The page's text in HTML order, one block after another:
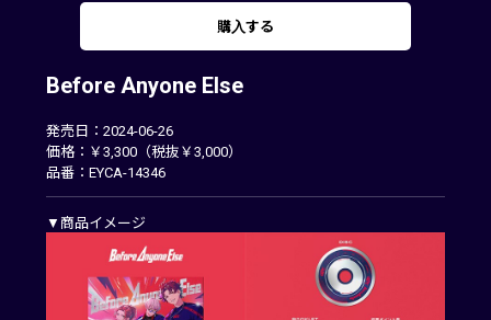
購入する
Before Anyone Else
発売日：2024-06-26
価格：￥3,300（税抜￥3,000）
品番：EYCA-14346
▼商品イメージ